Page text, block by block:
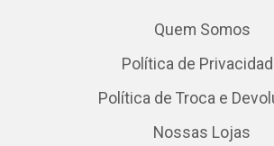
Quem Somos
Política de
Política de Troca e
Nossas Lojas